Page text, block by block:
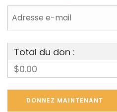
Total du don :
$0.00